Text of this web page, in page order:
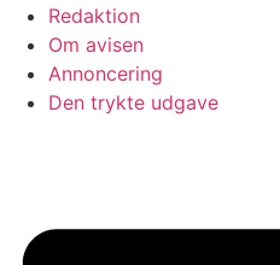
Redaktion
Om avisen
Annoncering
Den trykte udgave